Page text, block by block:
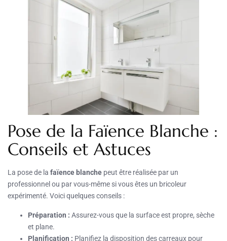
Pose de la Faïence Blanche :
Conseils et Astuces
La pose de la faïence blanche peut être réalisée par un
professionnel ou par vous-même si vous êtes un bricoleur
expérimenté. Voici quelques conseils :
Préparation : Assurez-vous que la surface est propre, sèche
et plane.
Planification : Planifiez la disposition des carreaux pour